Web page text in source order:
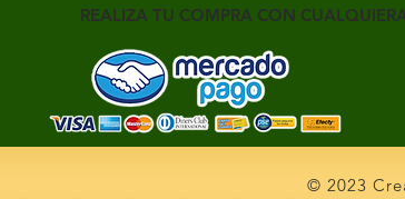
REALIZA TU COMPRA CON
© 2023